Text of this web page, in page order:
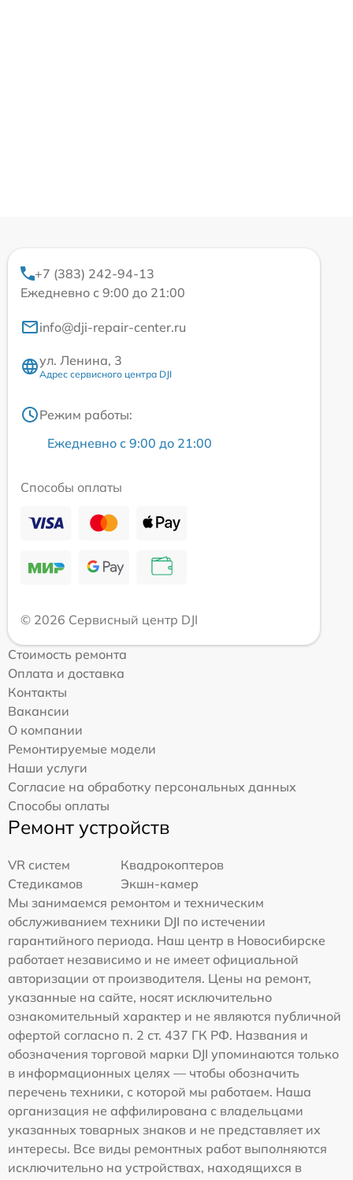
+7 (383) 242-94-13
Ежедневно с 9:00 до 21:00
info@dji-repair-center.ru
ул. Ленина, 3
Адрес сервисного центра DJI
Режим работы:
Ежедневно с 9:00 до 21:00
Способы оплаты
© 2026 Сервисный центр DJI
Стоимость ремонта
Оплата и доставка
Контакты
Вакансии
О компании
Ремонтируемые модели
Наши услуги
Согласие на обработку персональных данных
Способы оплаты
Ремонт устройств
VR систем
Квадрокоптеров
Стедикамов
Экшн-камер
Мы занимаемся ремонтом и техническим
обслуживанием техники DJI по истечении
гарантийного периода. Наш центр в Новосибирске
работает независимо и не имеет официальной
авторизации от производителя. Цены на ремонт,
указанные на сайте, носят исключительно
ознакомительный характер и не являются публичной
офертой согласно п. 2 ст. 437 ГК РФ. Названия и
обозначения торговой марки DJI упоминаются только
в информационных целях — чтобы обозначить
перечень техники, с которой мы работаем. Наша
организация не аффилирована с владельцами
указанных товарных знаков и не представляет их
интересы. Все виды ремонтных работ выполняются
исключительно на устройствах, находящихся в